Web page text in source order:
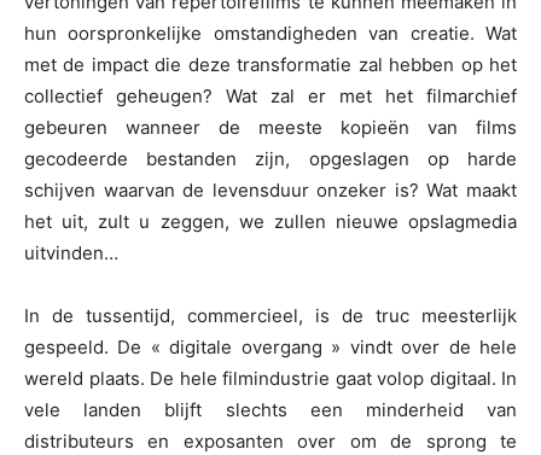
hun oorspronkelijke omstandigheden van creatie. Wat
met de impact die deze transformatie zal hebben op het
collectief geheugen? Wat zal er met het filmarchief
gebeuren wanneer de meeste kopieën van films
gecodeerde bestanden zijn, opgeslagen op harde
schijven waarvan de levensduur onzeker is? Wat maakt
het uit, zult u zeggen, we zullen nieuwe opslagmedia
uitvinden…
In de tussentijd, commercieel, is de truc meesterlijk
gespeeld. De « digitale overgang » vindt over de hele
wereld plaats. De hele filmindustrie gaat volop digitaal. In
vele landen blijft slechts een minderheid van
distributeurs en exposanten over om de sprong te